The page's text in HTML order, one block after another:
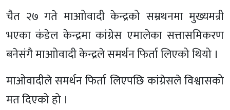
चैत २७ गते माआोवादी केन्द्रको सम्रथनमा मुख्यमन्री
भएका कंडेल केन्द्रमा कांग्रेस एमालेका सत्तासमिकरण
बनेसंगै माआोवादी केन्द्रले समर्थन फिर्ता लिएको थियो ।
माओवादीले समर्थन फिर्ता लिएपछि कांग्रेसले विश्वासको
मत दिएको हो ।